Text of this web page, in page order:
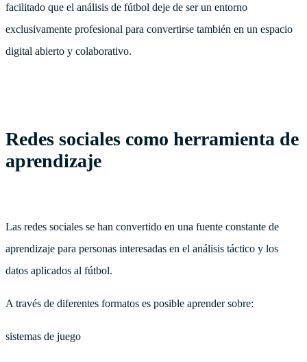
facilitado que el análisis de fútbol deje de ser un entorno
exclusivamente profesional para convertirse también en un espacio
digital abierto y colaborativo.
Redes sociales como herramienta de
aprendizaje
Las redes sociales se han convertido en una fuente constante de
aprendizaje para personas interesadas en el análisis táctico y los
datos aplicados al fútbol.
A través de diferentes formatos es posible aprender sobre:
sistemas de juego